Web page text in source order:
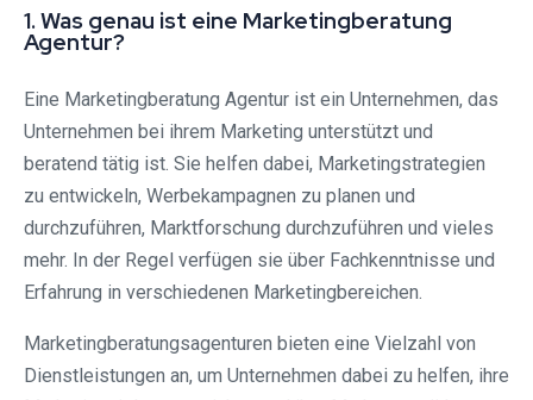
1. Was genau ist eine Marketingberatung
Agentur?
Eine Marketingberatung Agentur ist ein Unternehmen, das
Unternehmen bei ihrem Marketing unterstützt und
beratend tätig ist. Sie helfen dabei, Marketingstrategien
zu entwickeln, Werbekampagnen zu planen und
durchzuführen, Marktforschung durchzuführen und vieles
mehr. In der Regel verfügen sie über Fachkenntnisse und
Erfahrung in verschiedenen Marketingbereichen.
Marketingberatungsagenturen bieten eine Vielzahl von
Dienstleistungen an, um Unternehmen dabei zu helfen, ihre